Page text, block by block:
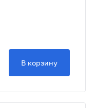
В корзину